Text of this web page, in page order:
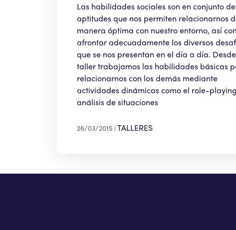
Las habilidades sociales son en conjunto de
aptitudes que nos permiten relacionarnos
manera óptima con nuestro entorno, así
afrontar adecuadamente los diversos
que se nos presentan en el día a día.
taller trabajamos las habilidades básicas
relacionarnos con los demás mediante
actividades dinámicas como el role-
análisis de situaciones
26/03/2015 TALLERES